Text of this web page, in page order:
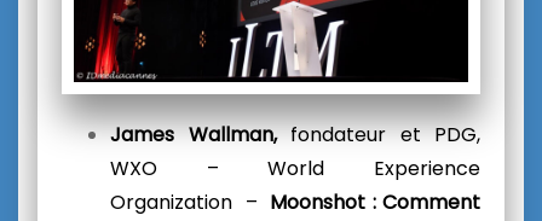
James Wallman,fondateur et PDG,
WXO – World Experience
Organization – Moonshot : Comment